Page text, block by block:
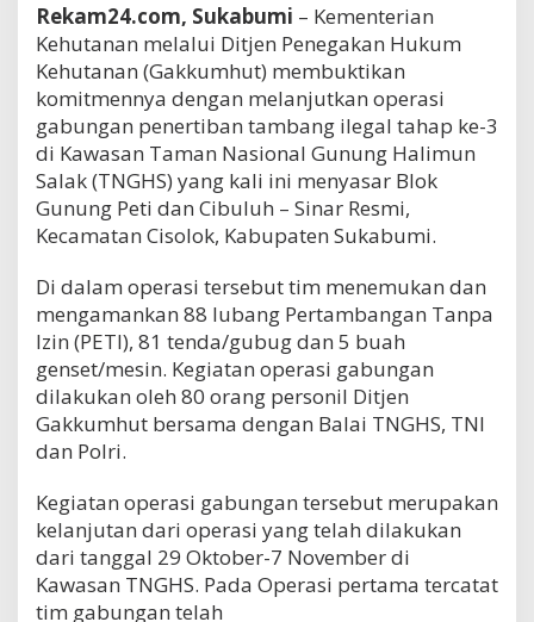
Rekam24.com, Sukabumi – Kementerian
Kehutanan melalui Ditjen Penegakan Hukum
Kehutanan (Gakkumhut) membuktikan
komitmennya dengan melanjutkan operasi
gabungan penertiban tambang ilegal tahap ke-3
di Kawasan Taman Nasional Gunung Halimun
Salak (TNGHS) yang kali ini menyasar Blok
Gunung Peti dan Cibuluh – Sinar Resmi,
Kecamatan Cisolok, Kabupaten Sukabumi.
Di dalam operasi tersebut tim menemukan dan
mengamankan 88 lubang Pertambangan Tanpa
Izin (PETI), 81 tenda/gubug dan 5 buah
genset/mesin. Kegiatan operasi gabungan
dilakukan oleh 80 orang personil Ditjen
Gakkumhut bersama dengan Balai TNGHS, TNI
dan Polri.
Kegiatan operasi gabungan tersebut merupakan
kelanjutan dari operasi yang telah dilakukan
dari tanggal 29 Oktober-7 November di
Kawasan TNGHS. Pada Operasi pertama tercatat
tim gabungan telah